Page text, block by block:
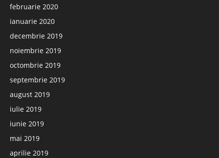
februarie 2020
ianuarie 2020
decembrie 2019
noiembrie 2019
octombrie 2019
septembrie 2019
august 2019
iulie 2019
iunie 2019
mai 2019
aprilie 2019